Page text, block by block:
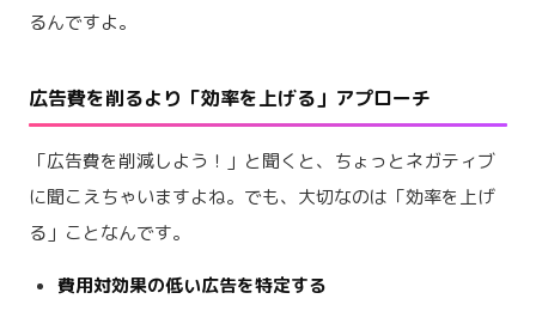
るんですよ。
広告費を削るより「効率を上げる」アプローチ
「広告費を削減しよう！」と聞くと、ちょっとネガティブ
に聞こえちゃいますよね。でも、大切なのは「効率を上げ
る」ことなんです。
費用対効果の低い広告を特定する